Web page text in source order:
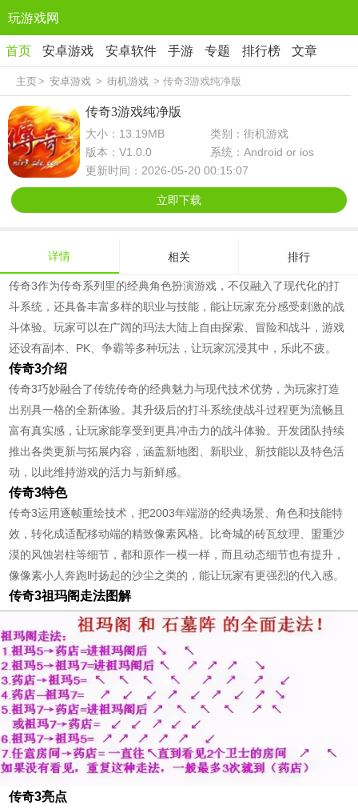
玩游戏网
首页 安卓游戏 安卓软件 手游 专题 排行榜 文章
主页> 安卓游戏 > 街机游戏 > 传奇3游戏纯净版
传奇3游戏纯净版
大小：13.19MB
类别：街机游戏
版本：V1.0.0
系统：Android or ios
更新时间：2026-05-20 00:15:07
立即下载
详情 相关 排行
传奇3作为传奇系列里的经典角色扮演游戏，不仅融入了现代化的打
斗系统，还具备丰富多样的职业与技能，能让玩家充分感受刺激的战
斗体验。玩家可以在广阔的玛法大陆上自由探索、冒险和战斗，游戏
还设有副本、PK、争霸等多种玩法，让玩家沉浸其中，乐此不疲。
传奇3介绍
传奇3巧妙融合了传统传奇的经典魅力与现代技术优势，为玩家打造
出别具一格的全新体验。其升级后的打斗系统使战斗过程更为流畅且
富有真实感，让玩家能享受到更具冲击力的战斗体验。开发团队持续
推出各类更新与拓展内容，涵盖新地图、新职业、新技能以及特色活
动，以此维持游戏的活力与新鲜感。
传奇3特色
传奇3运用逐帧重绘技术，把2003年端游的经典场景、角色和技能特
效，转化成适配移动端的精致像素风格。比奇城的砖瓦纹理、盟重沙
漠的风蚀岩柱等细节，都和原作一模一样，而且动态细节也有提升，
像像素小人奔跑时扬起的沙尘之类的，能让玩家有更强烈的代入感。
传奇3祖玛阁走法图解
传奇3亮点